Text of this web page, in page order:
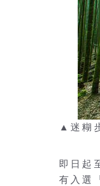
▲迷糊
即日起
有入選